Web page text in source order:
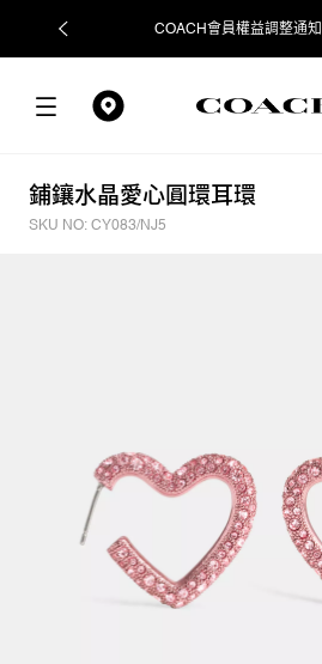
COACH會員權益調整通知
鋪鑲水晶愛心圓環耳環
SKU NO: CY083/NJ5